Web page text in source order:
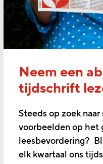
Neem een
tijdschrift
Steeds op zoek
voorbeelden op het
leesbevordering?
elk kwartaal ons